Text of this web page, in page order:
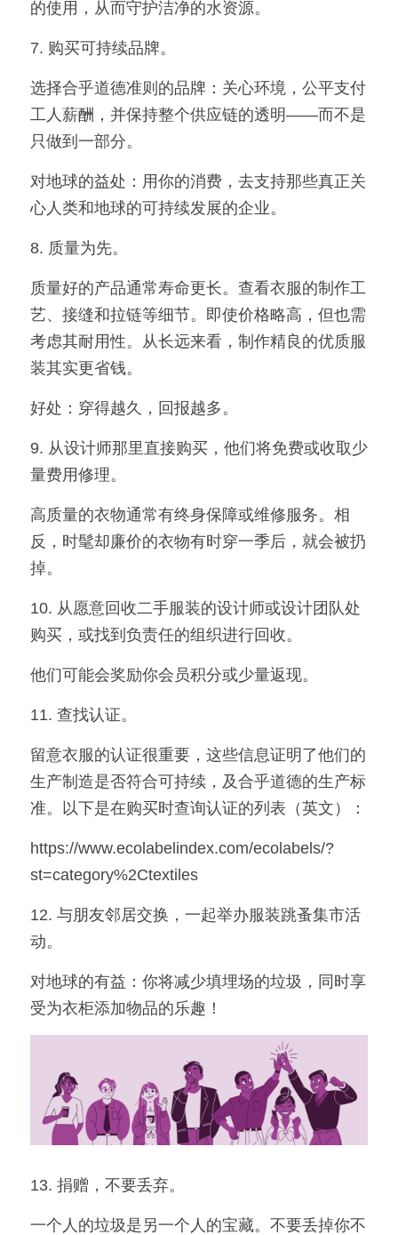
的使用，从而守护洁净的水资源。
7. 购买可持续品牌。
选择合乎道德准则的品牌：关心环境，公平支付
工人薪酬，并保持整个供应链的透明——而不是
只做到一部分。
对地球的益处：用你的消费，去支持那些真正关
心人类和地球的可持续发展的企业。
8. 质量为先。
质量好的产品通常寿命更长。查看衣服的制作工
艺、接缝和拉链等细节。即使价格略高，但也需
考虑其耐用性。从长远来看，制作精良的优质服
装其实更省钱。
好处：穿得越久，回报越多。
9. 从设计师那里直接购买，他们将免费或收取少
量费用修理。
高质量的衣物通常有终身保障或维修服务。相
反，时髦却廉价的衣物有时穿一季后，就会被扔
掉。
10. 从愿意回收二手服装的设计师或设计团队处
购买，或找到负责任的组织进行回收。
他们可能会奖励你会员积分或少量返现。
11. 查找认证。
留意衣服的认证很重要，这些信息证明了他们的
生产制造是否符合可持续，及合乎道德的生产标
准。以下是在购买时查询认证的列表（英文）：
https://www.ecolabelindex.com/ecolabels/?
st=category%2Ctextiles
12. 与朋友邻居交换，一起举办服装跳蚤集市活
动。
对地球的有益：你将减少填埋场的垃圾，同时享
受为衣柜添加物品的乐趣！
13. 捐赠，不要丢弃。
一个人的垃圾是另一个人的宝藏。不要丢掉你不